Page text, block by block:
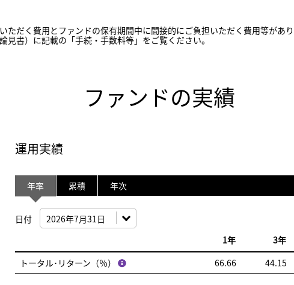
ただく費用とファンドの保有期間中に間接的にご負担いただく費用等があ
見書）に記載の「手続・手数料等」をご覧ください。
ファンドの実績
2003-01-01 00:00:00 to 2026-07-31 00:00:00.
0 to 750.
運用実績
年率 累積 年次
日付
1年
3年
トータル･リターン（％）
66.66 44.15